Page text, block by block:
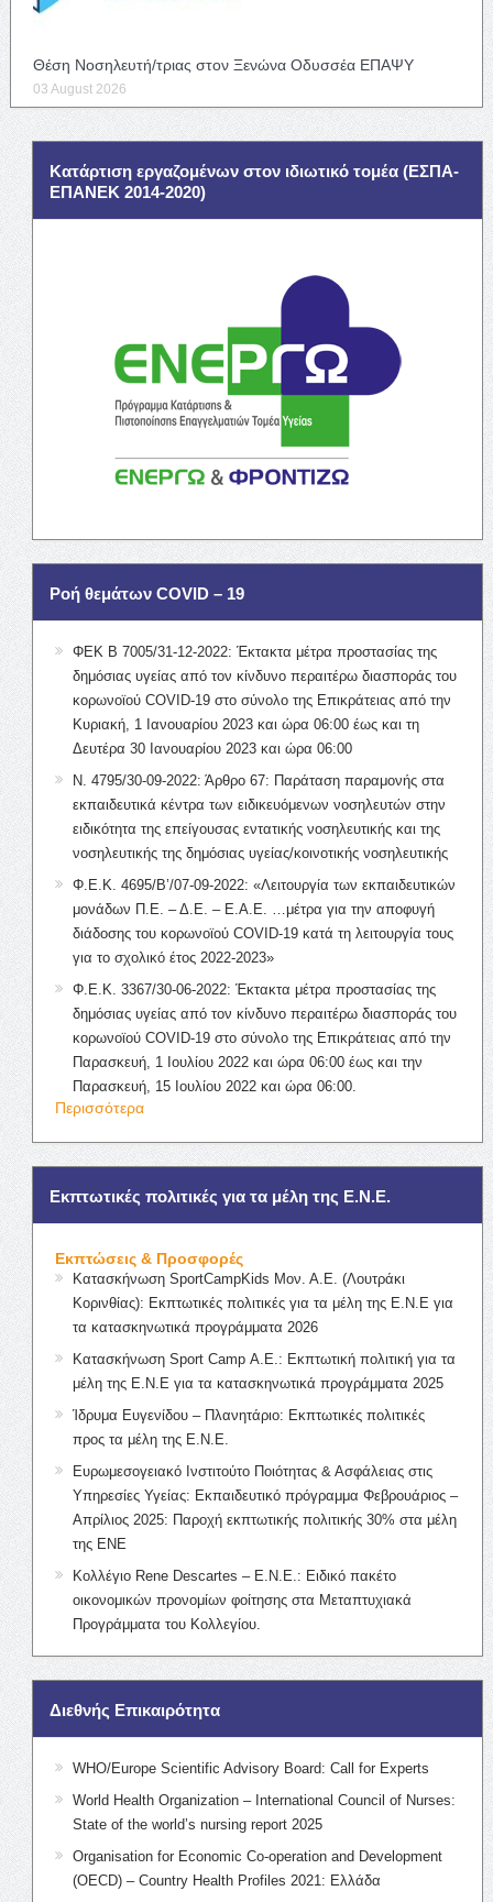
Θέση Νοσηλευτή/τριας στον Ξενώνα Οδυσσέα ΕΠΑΨΥ
03 August 2026
Κατάρτιση εργαζομένων στον ιδιωτικό τομέα (ΕΣΠΑ-
ΕΠΑΝΕΚ 2014-2020)
Ροή θεμάτων COVID – 19
ΦΕΚ Β 7005/31-12-2022: Έκτακτα μέτρα προστασίας της
δημόσιας υγείας από τον κίνδυνο περαιτέρω διασποράς του
κορωνοϊού COVID-19 στο σύνολο της Επικράτειας από την
Κυριακή, 1 Ιανουαρίου 2023 και ώρα 06:00 έως και τη
Δευτέρα 30 Ιανουαρίου 2023 και ώρα 06:00
Ν. 4795/30-09-2022: Άρθρο 67: Παράταση παραμονής στα
εκπαιδευτικά κέντρα των ειδικευόμενων νοσηλευτών στην
ειδικότητα της επείγουσας εντατικής νοσηλευτικής και της
νοσηλευτικής της δημόσιας υγείας/κοινοτικής νοσηλευτικής
Φ.Ε.Κ. 4695/Β’/07-09-2022: «Λειτουργία των εκπαιδευτικών
μονάδων Π.Ε. – Δ.Ε. – Ε.Α.Ε. …μέτρα για την αποφυγή
διάδοσης του κορωνοϊού COVID-19 κατά τη λειτουργία τους
για το σχολικό έτος 2022-2023»
Φ.Ε.Κ. 3367/30-06-2022: Έκτακτα μέτρα προστασίας της
δημόσιας υγείας από τον κίνδυνο περαιτέρω διασποράς του
κορωνοϊού COVID-19 στο σύνολο της Επικράτειας από την
Παρασκευή, 1 Ιουλίου 2022 και ώρα 06:00 έως και την
Παρασκευή, 15 Ιουλίου 2022 και ώρα 06:00.
Περισσότερα
Εκπτωτικές πολιτικές για τα μέλη της Ε.Ν.Ε.
Εκπτώσεις & Προσφορές
Κατασκήνωση SportCampKids Μον. Α.Ε. (Λουτράκι
Κορινθίας): Εκπτωτικές πολιτικές για τα μέλη της Ε.Ν.Ε για
τα κατασκηνωτικά προγράμματα 2026
Κατασκήνωση Sport Camp Α.Ε.: Εκπτωτική πολιτική για τα
μέλη της Ε.Ν.Ε για τα κατασκηνωτικά προγράμματα 2025
Ίδρυμα Ευγενίδου – Πλανητάριο: Εκπτωτικές πολιτικές
προς τα μέλη της Ε.Ν.Ε.
Ευρωμεσογειακό Ινστιτούτο Ποιότητας & Ασφάλειας στις
Υπηρεσίες Υγείας: Εκπαιδευτικό πρόγραμμα Φεβρουάριος –
Απρίλιος 2025: Παροχή εκπτωτικής πολιτικής 30% στα μέλη
της ΕΝΕ
Κολλέγιο Rene Descartes – Ε.Ν.Ε.: Ειδικό πακέτο
οικονομικών προνομίων φοίτησης στα Μεταπτυχιακά
Προγράμματα του Κολλεγίου.
Διεθνής Επικαιρότητα
WHO/Europe Scientific Advisory Board: Call for Experts
World Health Organization – International Council of Nurses:
State of the world’s nursing report 2025
Organisation for Economic Co-operation and Development
(OECD) – Country Health Profiles 2021: Ελλάδα